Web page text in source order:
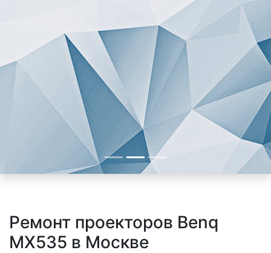
Ремонт проекторов Benq
MX535 в Москве